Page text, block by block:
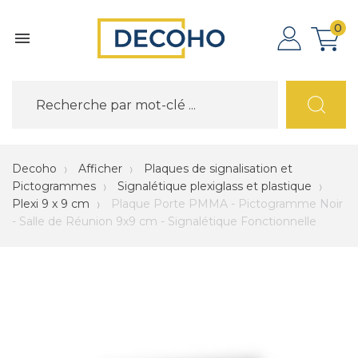

0
Decoho Afficher
Plaques de signalisation et
Pictogrammes
Signalétique plexiglass et plastique
Plexi 9 x 9 cm
Plaque Porte PMMA - Pictogramme Noir
- Salle de Réunion 9x9 cm - Signalétique Fonctionnelle